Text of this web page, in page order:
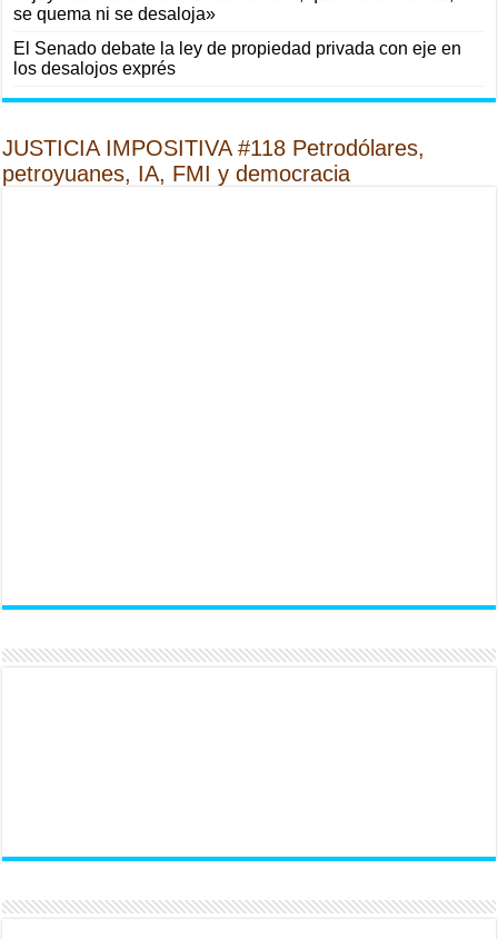
se quema ni se desaloja»
El Senado debate la ley de propiedad privada con eje en
los desalojos exprés
JUSTICIA IMPOSITIVA #118 Petrodólares,
petroyuanes, IA, FMI y democracia